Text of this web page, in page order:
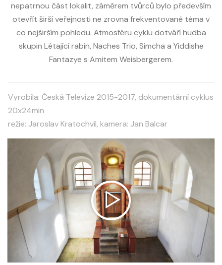
nepatrnou část lokalit, záměrem tvůrců bylo především
otevřít širší veřejnosti ne zrovna frekventované téma v
co nejširším pohledu. Atmosféru cyklu dotváří hudba
skupin Létající rabín, Naches Trio, Simcha a Yiddishe
Fantazye s Amitem Weisbergerem.
Vyrobila: Česká Televize 2015-2017, dokumentární cyklus
20x24min
režie: Jaroslav Kratochvíl, kamera: Jan Balcar